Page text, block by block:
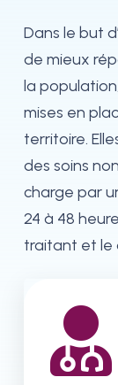
Dans le but
de mieux
la
mises en
territoire.
des soins
charge par
24 à 48
traitant et le